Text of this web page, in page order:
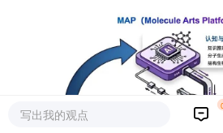
写出我的观点